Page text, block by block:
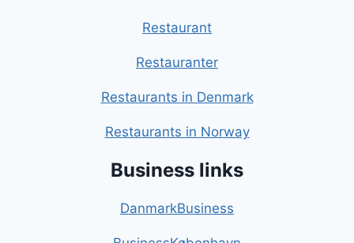
Restaurant
Restauranter
Restaurants in Denmark
Restaurants in Norway
Business links
DanmarkBusiness